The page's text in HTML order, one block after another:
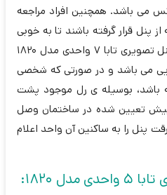
مورد نیاز آن 0.5 لوکس می باشد. همچنین افراد مراجعه
در زاویه ی 92 درجه از پنل قرار گرفته باشند تا به خوبی
در دوربین پنل دیده شوند. پنل تصویری تابا 7 واحدی مدل 1820
می باشد و در صورتی که شخصی
باشد، بوسیله ی رل موجود پشت
پیش تعیین شده در ساختمان وصل
پنل را به ساکنین آن واحد اعلام
1820: